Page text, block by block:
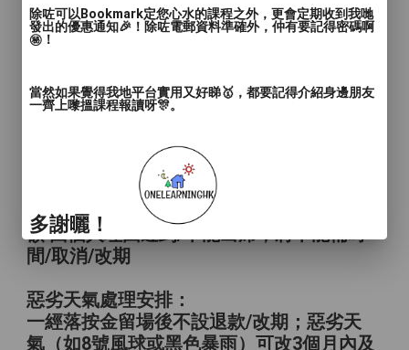
- 因保安理由，本場門口設有24小時閉路電
- 客人請自行負責自己安全，一切意外與本
店無關
- 完成付款即顧客明白及同意上述條款
取消及更改政策:
場地一經預訂，不能收取少於預訂時場地總
額 因個人理由遲到/不能出席，將不能補時
間/取消/改期
惡劣天氣處理安排：
一經落按金留場後不設退款/改期；惡劣天
氣（如8號風球或黑色暴雨）可改3個月內及
除咗可以Bookmark定您心水的課程之外，更會定期收到我哋
發出的優惠通知🎉！除咗電郵資料準確外，仲有要記得密碼啊
㊙️！
當然如果覺得我地平台實用又好睇🥇，都要記得介紹身邊朋友
一齊上嚟搵課程報讀呀🎊。
多謝曬！